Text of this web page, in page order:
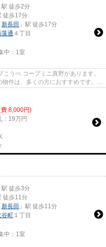
駅 徒歩2分
徒歩17分
新長田 」駅 徒歩17分
藻通 ４丁目
中： 1室
うべ コープミニ真野があります。
件は、多くの方におすすめです。こ
8,000円)
：19万円
駅 徒歩3分
徒歩11分
新長田 」駅 徒歩11分
谷町 １丁目
中： 1室